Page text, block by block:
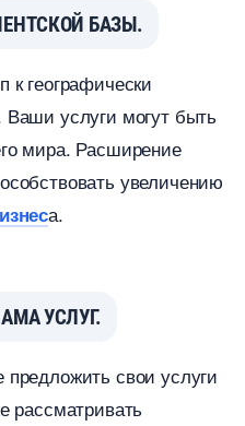
БАЗЫ.
к географически
Ваши услуги могут быть
мира. Расширение
увеличению
а.
УСЛУГ.
свои услуги
рассматривать